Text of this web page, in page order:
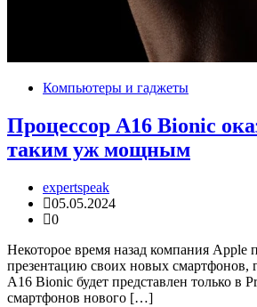
Компьютеры и гаджеты
Процессор A16 Bionic
таким уж мощным
expertspeak
05.05.2024
0
Некоторое время назад компания Apple
презентацию своих новых смартфонов,
A16 Bionic будет представлен только в
смартфонов нового […]